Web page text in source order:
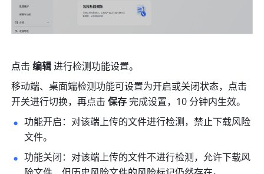
点击 编辑 进行检测功能设置。
移动端、桌面端检测功能可设置为开启或关闭状态，点击
开关进行切换，再点击 保存 完成设置，10 分钟内生效。
功能开启：对该端上传的文件进行检测，禁止下载风险
文件。
功能关闭：对该端上传的文件不进行检测，允许下载风